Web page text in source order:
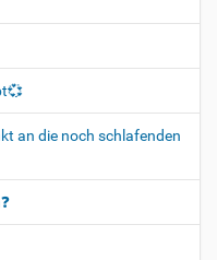
an die noch schlafenden